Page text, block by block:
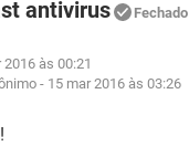
GMAIL
WHATSAPP
EXCEL
antivirus Fechado
2016 às 00:21
- 15 mar 2016 às 03:26